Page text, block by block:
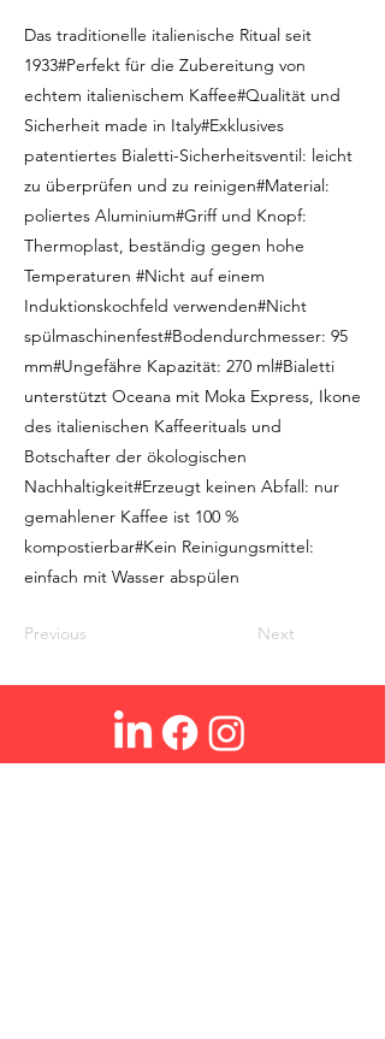
Das traditionelle italienische Ritual seit
1933#Perfekt für die Zubereitung von
echtem italienischem Kaffee#Qualität und
Sicherheit made in Italy#Exklusives
patentiertes Bialetti-Sicherheitsventil: leicht
zu überprüfen und zu reinigen#Material:
poliertes Aluminium#Griff und Knopf:
Thermoplast, beständig gegen hohe
Temperaturen #Nicht auf einem
Induktionskochfeld verwenden#Nicht
spülmaschinenfest#Bodendurchmesser: 95
mm#Ungefähre Kapazität: 270 ml#Bialetti
unterstützt Oceana mit Moka Express, Ikone
des italienischen Kaffeerituals und
Botschafter der ökologischen
Nachhaltigkeit#Erzeugt keinen Abfall: nur
gemahlener Kaffee ist 100 %
kompostierbar#Kein Reinigungsmittel:
einfach mit Wasser abspülen
Previous Next